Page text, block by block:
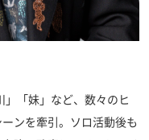
「妹」など、数々のヒ
ンを牽引。ソロ活動後も